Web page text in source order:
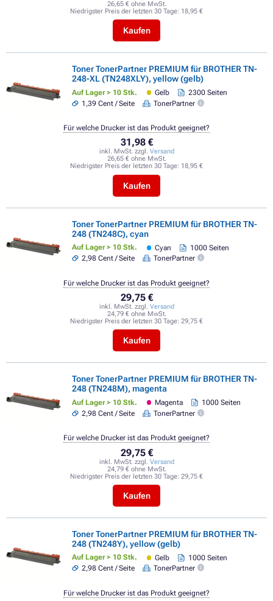
26,65 € ohne MwSt.
Niedrigster Preis der letzten 30 Tage: 18,95 €
Kaufen
Toner TonerPartner PREMIUM für BROTHER TN-
248-XL (TN248XLY), yellow (gelb)
Auf Lager > 10 Stk. Gelb
2300 Seiten
1,39 Cent / Seite
TonerPartner
31,98 €
inkl. MwSt. zzgl. Versand
26,65 € ohne MwSt.
Niedrigster Preis der letzten 30 Tage: 18,95 €
Kaufen
Für welche Drucker ist das Produkt geeignet?
Toner TonerPartner PREMIUM für BROTHER TN-
248 (TN248C), cyan
Auf Lager > 10 Stk. Cyan
1000 Seiten
2,98 Cent / Seite
TonerPartner
29,75 €
inkl. MwSt. zzgl. Versand
24,79 € ohne MwSt.
Niedrigster Preis der letzten 30 Tage: 29,75 €
Kaufen
Für welche Drucker ist das Produkt geeignet?
Toner TonerPartner PREMIUM für BROTHER TN-
248 (TN248M), magenta
Auf Lager > 10 Stk. Magenta
1000 Seiten
2,98 Cent / Seite
TonerPartner
29,75 €
inkl. MwSt. zzgl. Versand
24,79 € ohne MwSt.
Niedrigster Preis der letzten 30 Tage: 29,75 €
Kaufen
Für welche Drucker ist das Produkt geeignet?
Toner TonerPartner PREMIUM für BROTHER TN-
248 (TN248Y), yellow (gelb)
Auf Lager > 10 Stk. Gelb
1000 Seiten
2,98 Cent / Seite
TonerPartner
Für welche Drucker ist das Produkt geeignet?